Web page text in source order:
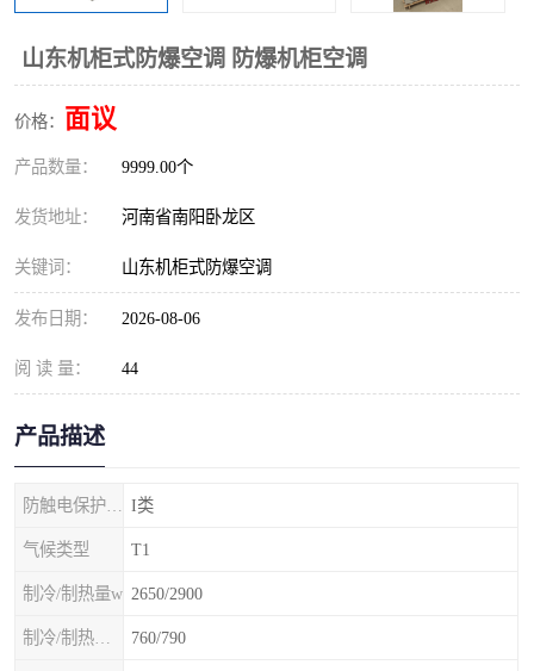
山东机柜式防爆空调 防爆机柜空调
价格： 面议
产品数量： 9999.00个
发货地址： 河南省南阳卧龙区
关键词： 山东机柜式防爆空调
发布日期： 2026-08-06
阅 读 量： 44
产品描述
I类
气候类型 T1
制冷/制热量w 2650/2900
760/790